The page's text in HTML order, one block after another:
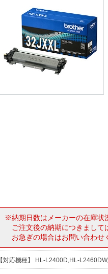
※納期日数はメーカーの在庫状
ご注文後の納期につきまし
お急ぎの場合はお問い合わせ
【対応機種】 HL-L2400D,HL-